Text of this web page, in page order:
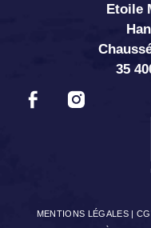
Etoile
35
MENTIONS LÉGALES |